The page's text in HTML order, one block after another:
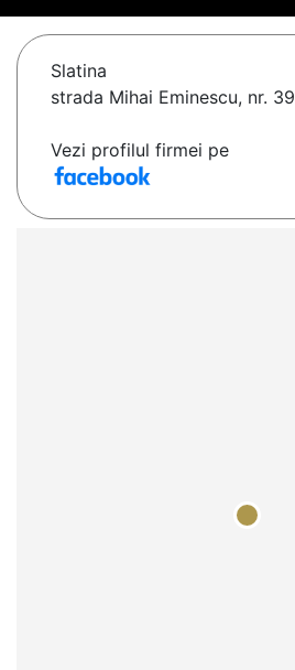
Slatina
strada Mihai Eminescu, nr. 39
Vezi profilul firmei pe